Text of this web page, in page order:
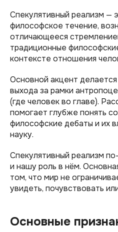
Спекулятивный реализм —
философское течение,
отличающееся
традиционные
контексте отношения
Основной акцент
выхода за рамки
(где человек во главе).
помогает глубже понять
философские дебаты и их
науку.
Спекулятивный реализм
и нашу роль в нём.
том, что мир не
увидеть, почувствовать
Основные